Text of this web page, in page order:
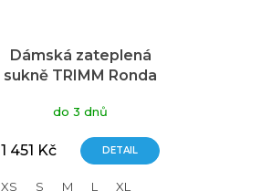
Dámská zateplená
sukně TRIMM Ronda
do 3 dnů
1 451 Kč DETAIL
XS S M L XL